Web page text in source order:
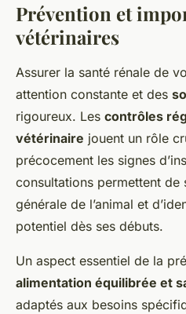
Prévention et
vétérinaires
Assurer la santé rénale de
attention constante et des
rigoureux. Les contrôles
vétérinaire jouent un rôle
précocement les signes
consultations permettent de
générale de l’animal et
potentiel dès ses débuts.
Un aspect essentiel de la
alimentation équilibrée et
adaptés aux besoins